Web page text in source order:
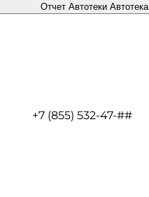
Отчет Автотеки Автотека
+7 (855) 532-47-##